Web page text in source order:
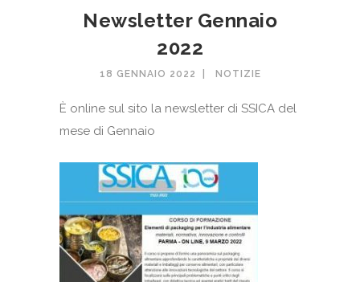
Newsletter Gennaio
2022
18 GENNAIO 2022 NOTIZIE
È online sul sito la newsletter di SSICA del
mese di Gennaio